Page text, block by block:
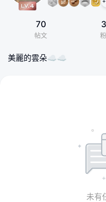
70
帖文
美麗的雲朵☁️☁️
未有